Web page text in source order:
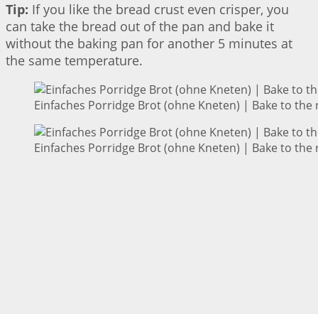
Tip: If you like the bread crust even crisper, you
can take the bread out of the pan and bake it
without the baking pan for another 5 minutes at
the same temperature.
Einfaches Porridge Brot (ohne Kneten) | Bake to the
Einfaches Porridge Brot (ohne Kneten) | Bake to the